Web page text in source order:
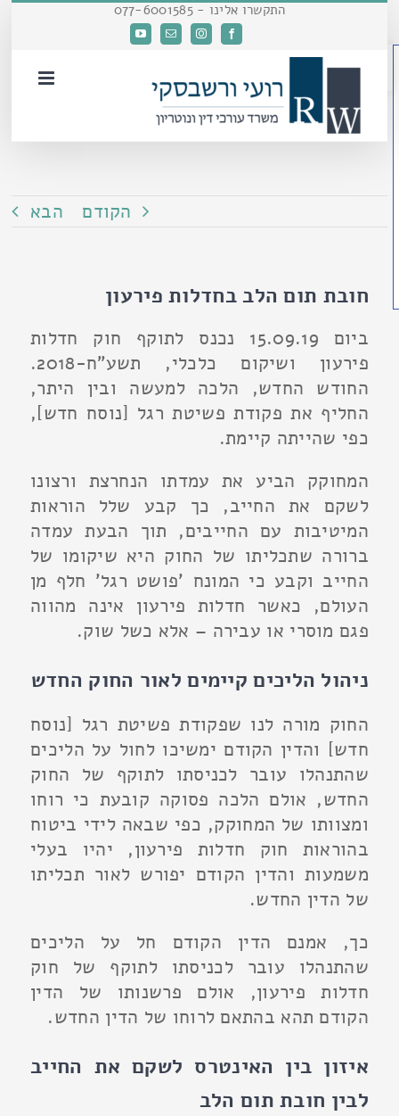
התקשרו אלינו - 077-6001585
Facebook
Instagramכתובת
דואר
YouTube
הקודם הבא
חובת תום הלב בחדלות פירעון
ביום 15.09.19 נכנס לתוקף חוק חדלות
פירעון ושיקום כלכלי, תשע"ח-2018.
החודש החדש, הלכה למעשה ובין היתר,
החליף את פקודת פשיטת רגל [נוסח חדש],
כפי שהייתה קיימת.
המחוקק הביע את עמדתו הנחרצת ורצונו
לשקם את החייב, כך קבע שלל הוראות
המיטיבות עם החייבים, תוך הבעת עמדה
ברורה שתכליתו של החוק היא שיקומו של
החייב וקבע כי המונח 'פושט רגל' חלף מן
העולם, כאשר חדלות פירעון אינה מהווה
פגם מוסרי או עבירה – אלא כשל שוק.
ניהול הליכים קיימים לאור החוק החדש
החוק מורה לנו שפקודת פשיטת רגל [נוסח
חדש] והדין הקודם ימשיכו לחול על הליכים
שהתנהלו עובר לכניסתו לתוקף של החוק
החדש, אולם הלכה פסוקה קובעת כי רוחו
ומצוותו של המחוקק, כפי שבאה לידי ביטוח
בהוראות חוק חדלות פירעון, יהיו בעלי
משמעות והדין הקודם יפורש לאור תכליתו
של הדין החדש.
כך, אמנם הדין הקודם חל על הליכים
שהתנהלו עובר לכניסתו לתוקף של חוק
חדלות פירעון, אולם פרשנותו של הדין
הקודם תהא בהתאם לרוחו של הדין החדש.
איזון בין האינטרס לשקם את החייב
לבין חובת תום הלב
פתח סרגל נגישות